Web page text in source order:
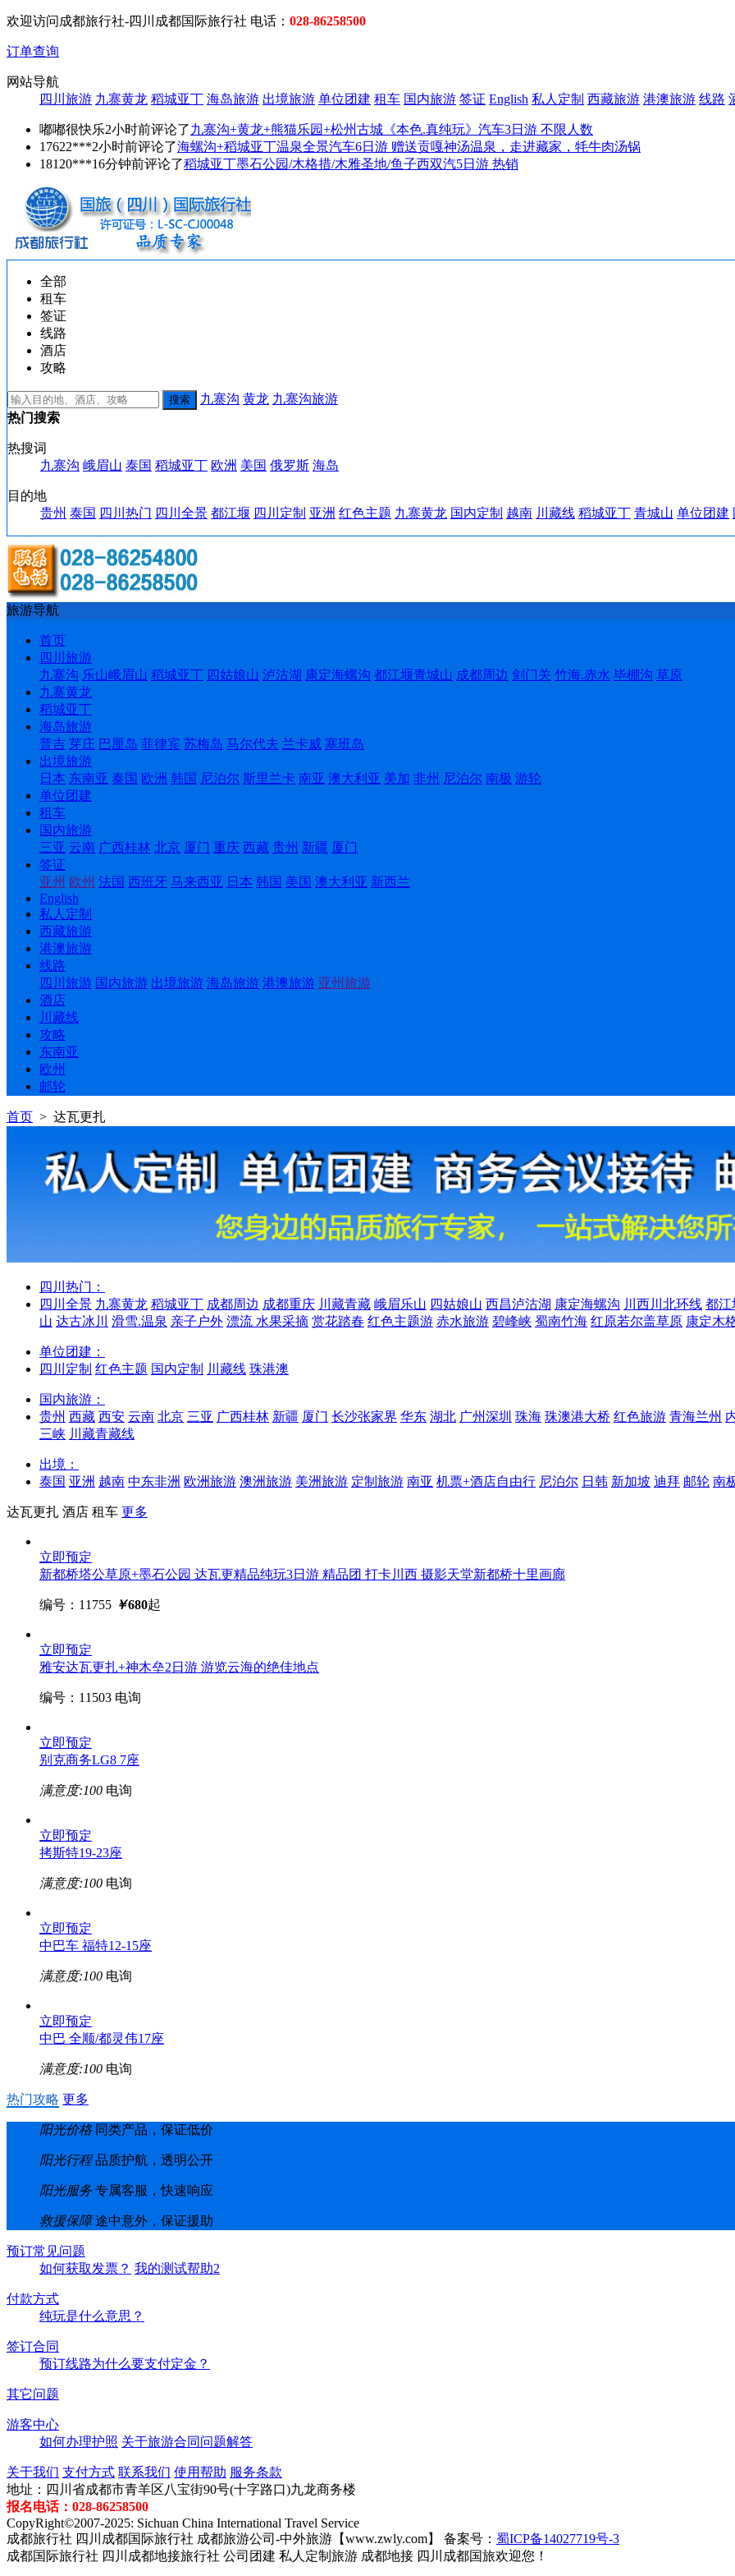
欢迎访问成都旅行社-四川成都国际旅行社 电话： 028-86258500
订单查询
网站导航
四川旅游 九寨黄龙 稻城亚丁 海岛旅游 出境旅游 单位团建 租车 国内旅游 签证 English 私人定制 西藏旅游 港澳旅游 线路
嘟嘟很快乐2小时前评论了九寨沟+黄龙+熊猫乐园+松州古城《本色.真纯玩》汽车3日游 不限人数
17622***2小时前评论了海螺沟+稻城亚丁温泉全景汽车6日游 赠送贡嘎神汤温泉，走进藏家，牦牛肉汤锅
18120***16分钟前评论了稻城亚丁墨石公园/木格措/木雅圣地/鱼子西双汽5日游 热销
全部
租车
签证
线路
酒店
攻略
九寨沟 黄龙 九寨沟旅游
热门搜索
热搜词
九寨沟 峨眉山 泰国 稻城亚丁 欧洲 美国 俄罗斯 海岛
目的地
贵州 泰国 四川热门 四川全景 都江堰 四川定制 亚洲 红色主题 九寨黄龙 国内定制 越南 川藏线 稻城亚丁 青城山 单位团建
旅游导航
首页
四川旅游
九寨沟 乐山峨眉山 稻城亚丁 四姑娘山 泸沽湖 康定海螺沟 都江堰青城山 成都周边 剑门关 竹海.赤水 毕棚沟 草原
九寨黄龙
稻城亚丁
海岛旅游
普吉 芽庄 巴厘岛 菲律宾 苏梅岛 马尔代夫 兰卡威 塞班岛
出境旅游
日本 东南亚 泰国 欧洲 韩国 尼泊尔 斯里兰卡 南亚 澳大利亚 美加 非州 尼泊尔 南极 游轮
单位团建
租车
国内旅游
三亚 云南 广西桂林 北京 厦门 重庆 西藏 贵州 新疆 厦门
签证
亚州 欧州 法国 西班牙 马来西亚 日本 韩国 美国 澳大利亚 新西兰
English
私人定制
西藏旅游
港澳旅游
线路
四川旅游 国内旅游 出境旅游 海岛旅游 港澳旅游 亚州旅游
酒店
川藏线
攻略
东南亚
欧州
邮轮
首页 > 达瓦更扎
四川热门：
四川全景 九寨黄龙 稻城亚丁 成都周边 成都重庆 川藏青藏 峨眉乐山 四姑娘山 西昌泸沽湖 康定海螺沟 川西川北环线 都江
山 达古冰川 滑雪.温泉 亲子户外 漂流 水果采摘 赏花踏春 红色主题游 赤水旅游 碧峰峡 蜀南竹海 红原若尔盖草原 康定木
单位团建：
四川定制 红色主题 国内定制 川藏线 珠港澳
国内旅游：
贵州 西藏 西安 云南 北京 三亚 广西桂林 新疆 厦门 长沙张家界 华东 湖北 广州深圳 珠海 珠澳港大桥 红色旅游 青海兰州
三峡 川藏青藏线
出境：
泰国 亚洲 越南 中东非洲 欧洲旅游 澳洲旅游 美洲旅游 定制旅游 南亚 机票+酒店自由行 尼泊尔 日韩 新加坡 迪拜 邮轮 南
达瓦更扎 酒店 租车 更多
立即预定
新都桥塔公草原+墨石公园 达瓦更精品纯玩3日游 精品团 打卡川西 摄影天堂新都桥十里画廊
编号：11755 ￥680起
立即预定
雅安达瓦更扎+神木垒2日游 游览云海的绝佳地点
编号：11503 电询
立即预定
别克商务LG8 7座
满意度:100 电询
立即预定
拷斯特19-23座
满意度:100 电询
立即预定
中巴车 福特12-15座
满意度:100 电询
立即预定
中巴 全顺/都灵伟17座
满意度:100 电询
热门攻略 更多
阳光价格 同类产品，保证低价
阳光行程 品质护航，透明公开
阳光服务 专属客服，快速响应
救援保障 途中意外，保证援助
预订常见问题
如何获取发票？ 我的测试帮助2
付款方式
纯玩是什么意思？
签订合同
预订线路为什么要支付定金？
其它问题
游客中心
如何办理护照 关于旅游合同问题解答
关于我们 支付方式 联系我们 使用帮助 服务条款
地址：四川省成都市青羊区八宝街90号(十字路口)九龙商务楼
报名电话：028-86258500
CopyRight©2007-2025: Sichuan China International Travel Service
成都旅行社 四川成都国际旅行社 成都旅游公司-中外旅游【www.zwly.com】 备案号： 蜀ICP备14027719号-3
成都国际旅行社 四川成都地接旅行社 公司团建 私人定制旅游 成都地接 四川成都国旅欢迎您！